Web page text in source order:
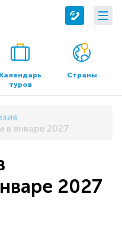
О компании
О нас
Контакты
и реквизиты
Календарь
туров
Страны
в январе 2027
2027